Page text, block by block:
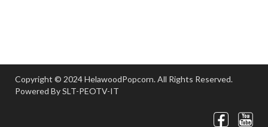
Copyright © 2024 HelawoodPopcorn. All Rights Reserved.
Powered By SLT-PEOTV-IT